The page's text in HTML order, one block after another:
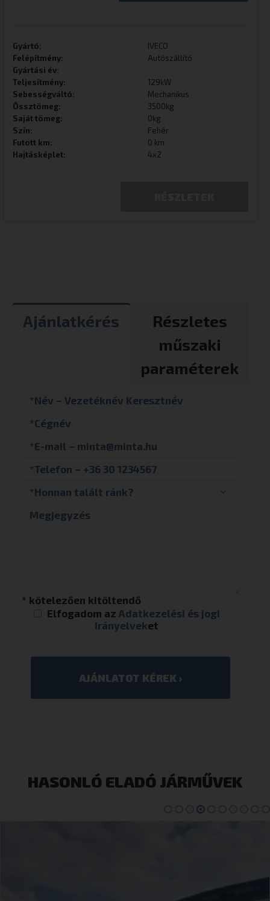
Gyártó:
IVECO
Felépítmény:
Autószállító
Gyártási év:
Teljesítmény:
129kW
Sebességváltó:
Mechanikus
Össztömeg:
3500kg
Saját tömeg:
0kg
Szín:
Fehér
Futott km:
0 km
Hajtásképlet:
4x2
Ajánlatkérés
Részletes
műszaki
paraméterek
* kötelezően kitöltendő
Elfogadom az Adatkezelési és jogi
irányelveket
HASONLÓ ELADÓ JÁRMŰVEK